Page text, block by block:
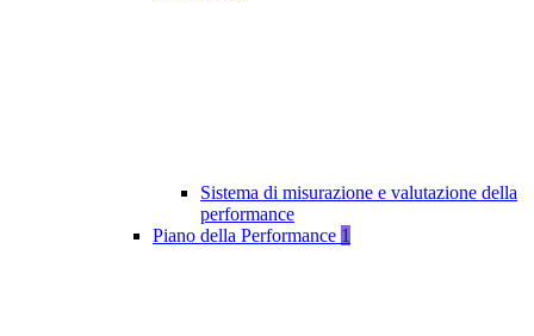
Sistema di misurazione e valutazione della
performance
Piano della Performance 1